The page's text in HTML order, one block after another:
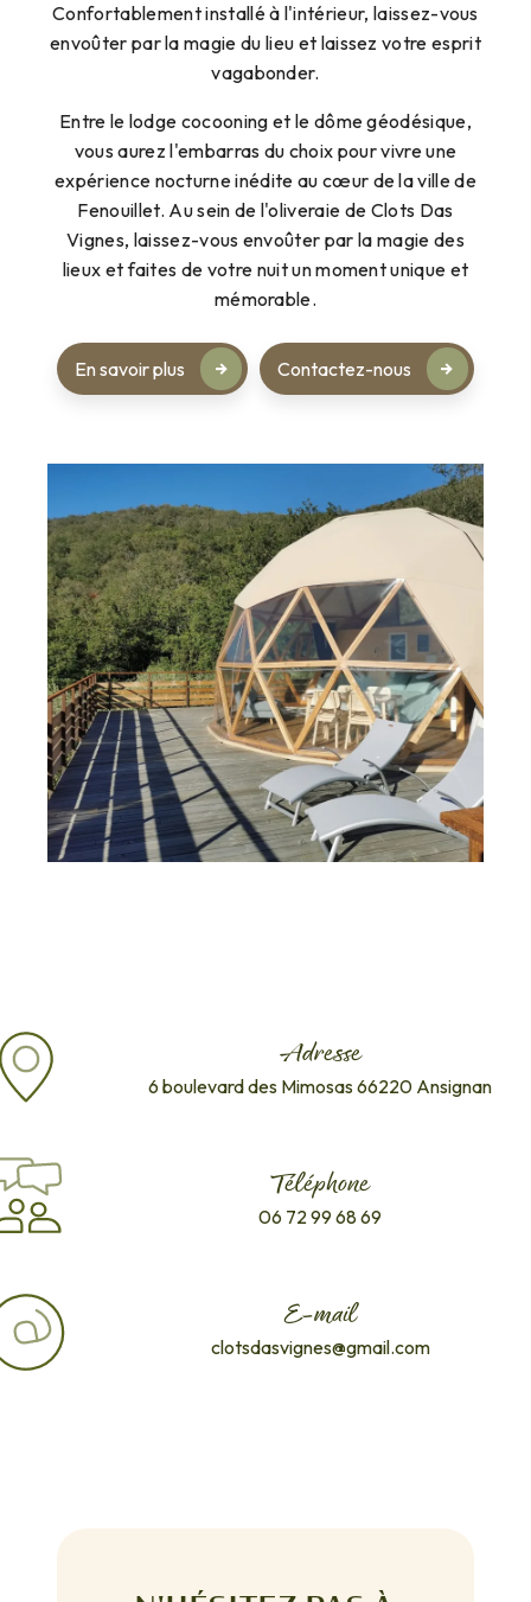
Confortablement installé à l'intérieur, laissez-vous
envoûter par la magie du lieu et laissez votre esprit
vagabonder.
Entre le lodge cocooning et le dôme géodésique,
vous aurez l'embarras du choix pour vivre une
expérience nocturne inédite au cœur de la ville de
Fenouillet. Au sein de l'oliveraie de Clots Das
Vignes, laissez-vous envoûter par la magie des
lieux et faites de votre nuit un moment unique et
mémorable.
En savoir plus Contactez-nous
Adresse
6 boulevard des Mimosas66220 Ansignan
Téléphone
06 72 99 68 69
E-mail
clotsdasvignes@gmail.com